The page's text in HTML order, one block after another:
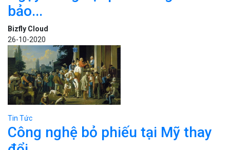
bảo...
Bizfly Cloud
26-10-2020
Tin Tức
Công nghệ bỏ phiếu tại Mỹ thay